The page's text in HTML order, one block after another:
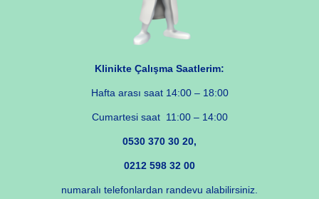
Klinikte Çalışma Saatlerim:
Hafta arası saat 14:00 – 18:00
Cumartesi saat 11:00 – 14:00
0530 370 30 20,
0212 598 32 00
numaralı telefonlardan randevu alabilirsiniz.